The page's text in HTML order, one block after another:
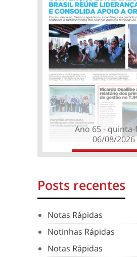
Ano 65 -
06/08/2026
Posts recentes
Notas Rápidas
Notinhas Rápidas
Notas Rápidas